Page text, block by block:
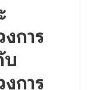
การ
บ
การ